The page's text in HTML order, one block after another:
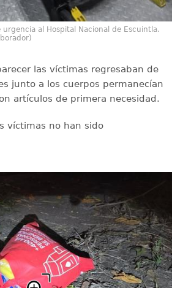
al Hospital Nacional de Escuintla.
las víctimas regresaban de
junto a los cuerpos permanecían
artículos de primera necesidad.
víctimas no han sido